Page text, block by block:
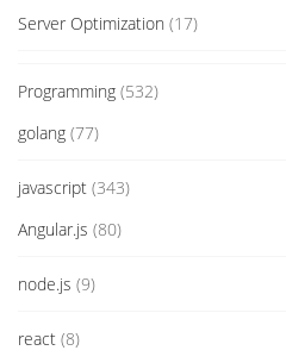
Server Optimization (17)
Programming (532)
golang (77)
javascript (343)
Angular.js (80)
node.js (9)
react (8)